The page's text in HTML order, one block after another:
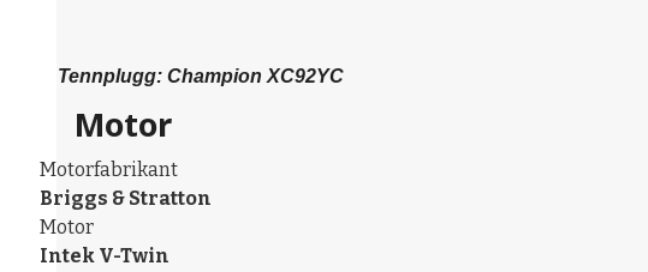
Tennplugg: Champion XC92YC
Motor
Motorfabrikant
Briggs & Stratton
Motor
Intek V-Twin